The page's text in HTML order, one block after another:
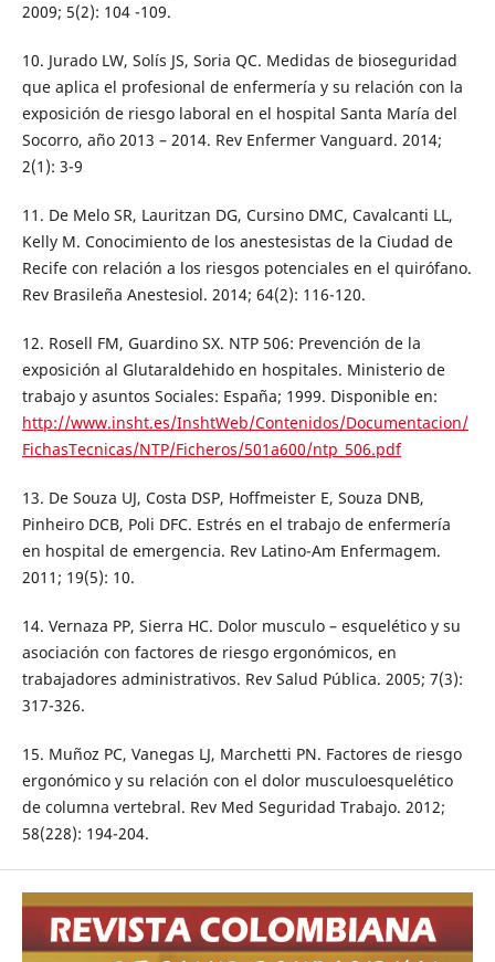
2009; 5(2): 104 -109.
10. Jurado LW, Solís JS, Soria QC. Medidas de bioseguridad
que aplica el profesional de enfermería y su relación con la
exposición de riesgo laboral en el hospital Santa María del
Socorro, año 2013 – 2014. Rev Enfermer Vanguard. 2014;
2(1): 3-9
11. De Melo SR, Lauritzan DG, Cursino DMC, Cavalcanti LL,
Kelly M. Conocimiento de los anestesistas de la Ciudad de
Recife con relación a los riesgos potenciales en el quirófano.
Rev Brasileña Anestesiol. 2014; 64(2): 116-120.
12. Rosell FM, Guardino SX. NTP 506: Prevención de la
exposición al Glutaraldehido en hospitales. Ministerio de
trabajo y asuntos Sociales: España; 1999. Disponible en:
http://www.insht.es/InshtWeb/Contenidos/Documentacion/
FichasTecnicas/NTP/Ficheros/501a600/ntp_506.pdf
13. De Souza UJ, Costa DSP, Hoffmeister E, Souza DNB,
Pinheiro DCB, Poli DFC. Estrés en el trabajo de enfermería
en hospital de emergencia. Rev Latino-Am Enfermagem.
2011; 19(5): 10.
14. Vernaza PP, Sierra HC. Dolor musculo – esquelético y su
asociación con factores de riesgo ergonómicos, en
trabajadores administrativos. Rev Salud Pública. 2005; 7(3):
317-326.
15. Muñoz PC, Vanegas LJ, Marchetti PN. Factores de riesgo
ergonómico y su relación con el dolor musculoesquelético
de columna vertebral. Rev Med Seguridad Trabajo. 2012;
58(228): 194-204.